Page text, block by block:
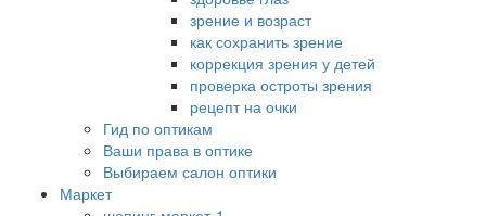
зрение и возраст
как сохранить зрение
коррекция зрения у детей
проверка остроты зрения
рецепт на очки
Гид по оптикам
Ваши права в оптике
Выбираем салон оптики
Маркет